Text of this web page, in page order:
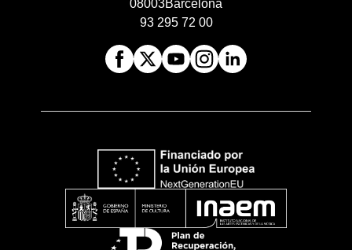
08003Barcelona
93 295 72 00